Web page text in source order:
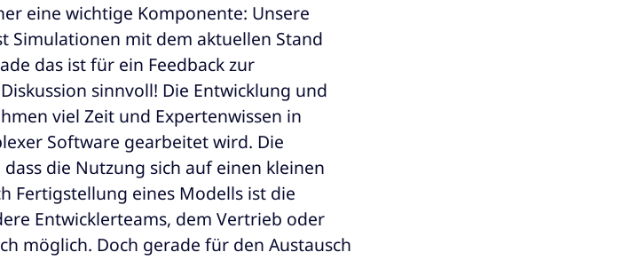
eine wichtige Komponente: Unsere
Simulationen mit dem aktuellen Stand
das ist für ein Feedback zur
sinnvoll! Die Entwicklung und
viel Zeit und Expertenwissen in
Software gearbeitet wird. Die
die Nutzung sich auf einen kleinen
Fertigstellung eines Modells ist die
Entwicklerteams, dem Vertrieb oder
möglich. Doch gerade für den Austausch